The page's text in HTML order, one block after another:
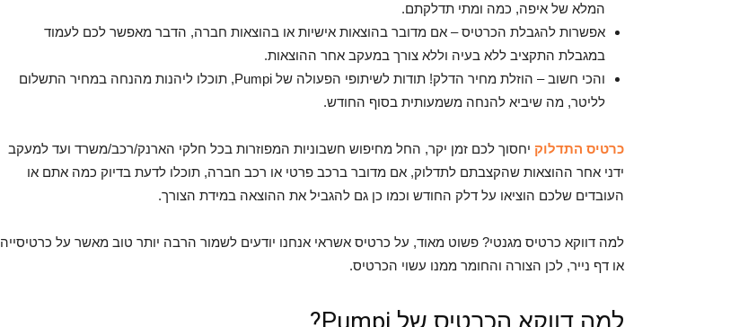
המלא של איפה, כמה ומתי תדלקתם.
אפשרות להגבלת הכרטיס – אם מדובר בהוצאות אישיות או בהוצאות חברה, הדבר מאפשר לכם לעמוד
במגבלת התקציב ללא בעיה וללא צורך במעקב אחר ההוצאות.
והכי חשוב – הוזלת מחיר הדלק! תודות לשיתופי הפעולה של Pumpi, תוכלו ליהנות מהנחה במחיר התשלום
לליטר, מה שיביא להנחה משמעותית בסוף החודש.
כרטיס התדלוק יחסוך לכם זמן יקר, החל מחיפוש חשבוניות המפוזרות בכל חלקי הארנק/רכב/משרד ועד למעקב
ידני אחר ההוצאות שהקצבתם לתדלוק, אם מדובר ברכב פרטי או רכב חברה, תוכלו לדעת בדיוק כמה אתם או
העובדים שלכם הוציאו על דלק החודש וכמו כן גם להגביל את ההוצאה במידת הצורך.
למה דווקא כרטיס מגנטי? פשוט מאוד, על כרטיס אשראי אנחנו יודעים לשמור הרבה יותר טוב מאשר על כרטיסייה
או דף נייר, לכן הצורה והחומר ממנו עשוי הכרטיס.